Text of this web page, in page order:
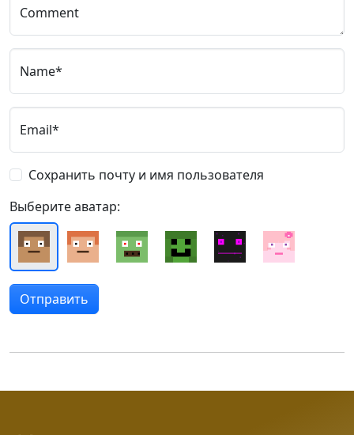
Comment
Name*
Email*
Сохранить почту и имя пользователя
Выберите аватар: